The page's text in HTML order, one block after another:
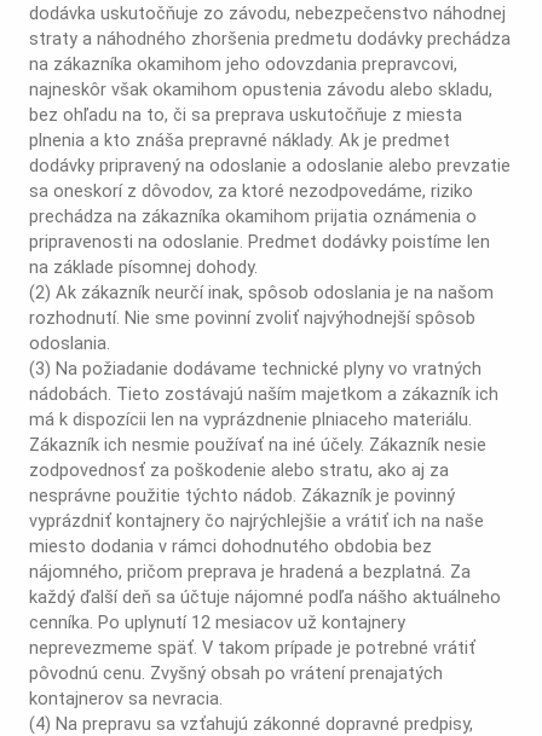
dodávka uskutočňuje zo závodu, nebezpečenstvo náhodnej
straty a náhodného zhoršenia predmetu dodávky prechádza
na zákazníka okamihom jeho odovzdania prepravcovi,
najneskôr však okamihom opustenia závodu alebo skladu,
bez ohľadu na to, či sa preprava uskutočňuje z miesta
plnenia a kto znáša prepravné náklady. Ak je predmet
dodávky pripravený na odoslanie a odoslanie alebo prevzatie
sa oneskorí z dôvodov, za ktoré nezodpovedáme, riziko
prechádza na zákazníka okamihom prijatia oznámenia o
pripravenosti na odoslanie. Predmet dodávky poistíme len
na základe písomnej dohody.
(2) Ak zákazník neurčí inak, spôsob odoslania je na našom
rozhodnutí. Nie sme povinní zvoliť najvýhodnejší spôsob
odoslania.
(3) Na požiadanie dodávame technické plyny vo vratných
nádobách. Tieto zostávajú naším majetkom a zákazník ich
má k dispozícii len na vyprázdnenie plniaceho materiálu.
Zákazník ich nesmie používať na iné účely. Zákazník nesie
zodpovednosť za poškodenie alebo stratu, ako aj za
nesprávne použitie týchto nádob. Zákazník je povinný
vyprázdniť kontajnery čo najrýchlejšie a vrátiť ich na naše
miesto dodania v rámci dohodnutého obdobia bez
nájomného, pričom preprava je hradená a bezplatná. Za
každý ďalší deň sa účtuje nájomné podľa nášho aktuálneho
cenníka. Po uplynutí 12 mesiacov už kontajnery
neprevezmeme späť. V takom prípade je potrebné vrátiť
pôvodnú cenu. Zvyšný obsah po vrátení prenajatých
kontajnerov sa nevracia.
(4) Na prepravu sa vzťahujú zákonné dopravné predpisy,